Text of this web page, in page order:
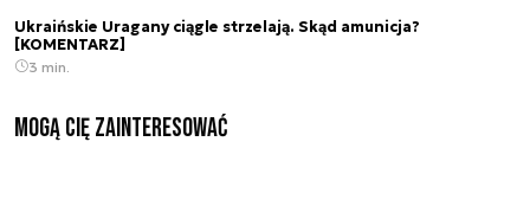
Ukraińskie Uragany ciągle strzelają. Skąd amunicja?
[KOMENTARZ]
3 min.
Mogą Cię zainteresować